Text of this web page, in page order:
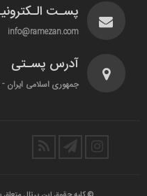
پسـت
info@ramezan.com
آدرس پسـتی
جمهوری اسلامی